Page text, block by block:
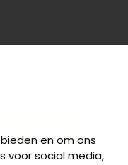
en om ons
voor social media,
uw vraag